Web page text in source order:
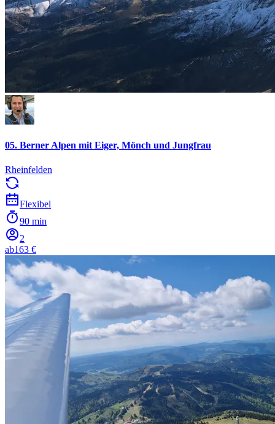
05. Berner Alpen mit Eiger, Mönch und Jungfrau
Rheinfelden
Flexibel
90 min
2
ab163 €